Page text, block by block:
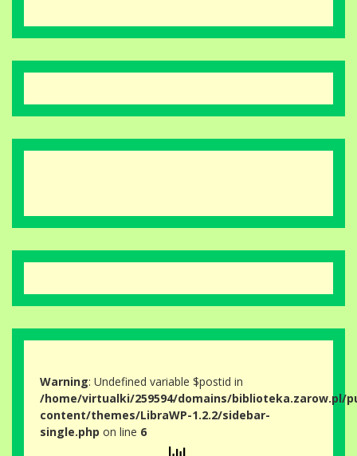
Warning: Undefined variable $postid in
/home/virtualki/259594/domains/biblioteka.zarow.pl/
content/themes/LibraWP-1.2.2/sidebar-
single.php on line 6